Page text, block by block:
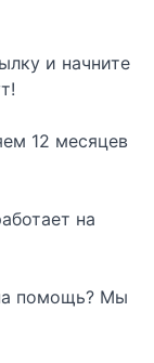
и начните
12 месяцев
на
помощь? Мы